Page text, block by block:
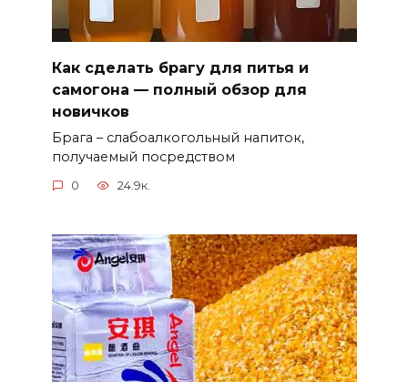
Как сделать брагу для питья и
самогона — полный обзор для
новичков
Брага – слабоалкогольный напиток,
получаемый посредством
0 24.9к.